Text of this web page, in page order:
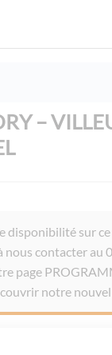
–
disponibilité sur
nous contacter au
page
notre